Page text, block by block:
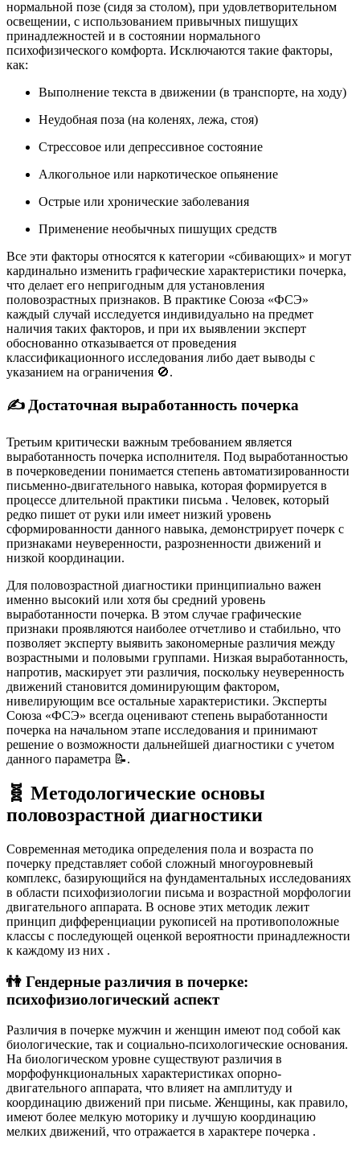
нормальной позе (сидя за столом), при удовлетворительном
освещении, с использованием привычных пишущих
принадлежностей и в состоянии нормального
психофизического комфорта. Исключаются такие факторы,
как:
Выполнение текста в движении (в транспорте, на ходу)
Неудобная поза (на коленях, лежа, стоя)
Стрессовое или депрессивное состояние
Алкогольное или наркотическое опьянение
Острые или хронические заболевания
Применение необычных пишущих средств
Все эти факторы относятся к категории «сбивающих» и могут
кардинально изменить графические характеристики почерка,
что делает его непригодным для установления
половозрастных признаков. В практике Союза «ФСЭ»
каждый случай исследуется индивидуально на предмет
наличия таких факторов, и при их выявлении эксперт
обоснованно отказывается от проведения
классификационного исследования либо дает выводы с
указанием на ограничения 🚫.
✍️ Достаточная выработанность почерка
Третьим критически важным требованием является
выработанность почерка исполнителя. Под выработанностью
в почерковедении понимается степень автоматизированности
письменно-двигательного навыка, которая формируется в
процессе длительной практики письма . Человек, который
редко пишет от руки или имеет низкий уровень
сформированности данного навыка, демонстрирует почерк с
признаками неуверенности, разрозненности движений и
низкой координации.
Для половозрастной диагностики принципиально важен
именно высокий или хотя бы средний уровень
выработанности почерка. В этом случае графические
признаки проявляются наиболее отчетливо и стабильно, что
позволяет эксперту выявить закономерные различия между
возрастными и половыми группами. Низкая выработанность,
напротив, маскирует эти различия, поскольку неуверенность
движений становится доминирующим фактором,
нивелирующим все остальные характеристики. Эксперты
Союза «ФСЭ» всегда оценивают степень выработанности
почерка на начальном этапе исследования и принимают
решение о возможности дальнейшей диагностики с учетом
данного параметра 📝.
🧬 Методологические основы
половозрастной диагностики
Современная методика определения пола и возраста по
почерку представляет собой сложный многоуровневый
комплекс, базирующийся на фундаментальных исследованиях
в области психофизиологии письма и возрастной морфологии
двигательного аппарата. В основе этих методик лежит
принцип дифференциации рукописей на противоположные
классы с последующей оценкой вероятности принадлежности
к каждому из них .
👫 Гендерные различия в почерке:
психофизиологический аспект
Различия в почерке мужчин и женщин имеют под собой как
биологические, так и социально-психологические основания.
На биологическом уровне существуют различия в
морфофункциональных характеристиках опорно-
двигательного аппарата, что влияет на амплитуду и
координацию движений при письме. Женщины, как правило,
имеют более мелкую моторику и лучшую координацию
мелких движений, что отражается в характере почерка .